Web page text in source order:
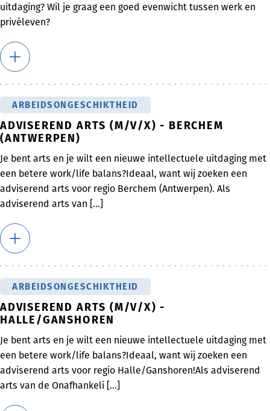
uitdaging? Wil je graag een goed evenwicht tussen werk en
privéleven?
ARBEIDSONGESCHIKTHEID
ADVISEREND ARTS (M/V/X) - BERCHEM
(ANTWERPEN)
Je bent arts en je wilt een nieuwe intellectuele uitdaging met
een betere work/life balans?Ideaal, want wij zoeken een
adviserend arts voor regio Berchem (Antwerpen). Als
adviserend arts van [...]
ARBEIDSONGESCHIKTHEID
ADVISEREND ARTS (M/V/X) -
HALLE/GANSHOREN
Je bent arts en je wilt een nieuwe intellectuele uitdaging met
een betere work/life balans?Ideaal, want wij zoeken een
adviserend arts voor regio Halle/Ganshoren!Als adviserend
arts van de Onafhankeli [...]